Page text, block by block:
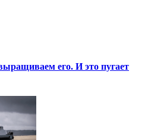
его. И это пугает